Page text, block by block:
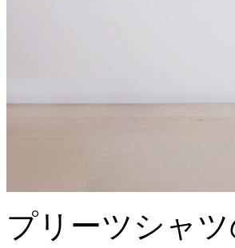
プリーツシャ